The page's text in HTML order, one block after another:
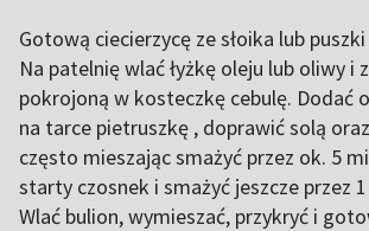
Gotową ciecierzycę ze słoika lub
Na patelnię wlać łyżkę oleju lub oliwy i
pokrojoną w kosteczkę cebulę. Dodać
na tarce pietruszkę , doprawić solą
często mieszając smażyć przez ok. 5
starty czosnek i smażyć jeszcze przez
Wlać bulion, wymieszać, przykryć i